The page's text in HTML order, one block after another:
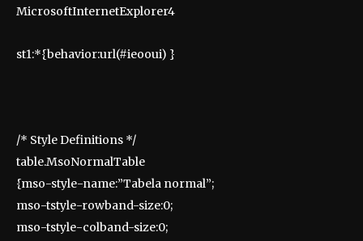
MicrosoftInternetExplorer4
st1:*{behavior:url(#ieooui) }
/* Style Definitions */
table.MsoNormalTable
{mso-style-name:”Tabela normal”;
mso-tstyle-rowband-size:0;
mso-tstyle-colband-size:0;